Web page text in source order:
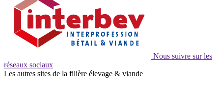
Nous suivre sur les
réseaux sociaux
Les autres sites de la filière élevage & viande